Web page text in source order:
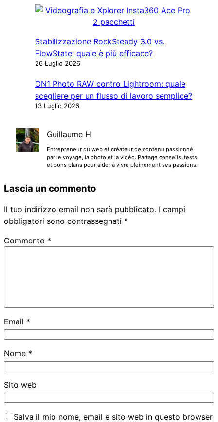
Stabilizzazione RockSteady 3.0 vs.
FlowState: quale è più efficace?
26 Luglio 2026
ON1 Photo RAW contro Lightroom: quale
scegliere per un flusso di lavoro semplice?
13 Luglio 2026
Guillaume H
Entrepreneur du web et créateur de contenu passionné
par le voyage, la photo et la vidéo. Partage conseils, tests
et bons plans pour aider à vivre pleinement ses passions.
Lascia un commento
Il tuo indirizzo email non sarà pubblicato. I campi
obbligatori sono contrassegnati *
Commento *
Email *
Nome *
Sito web
Salva il mio nome, email e sito web in questo browser